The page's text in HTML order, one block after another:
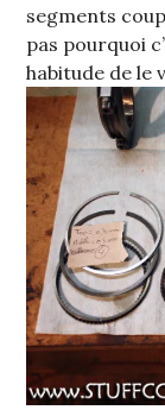
segments
pas pourquoi
habitude de le